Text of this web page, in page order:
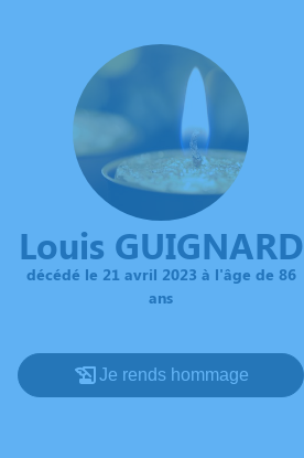
Louis GUIGNARD
décédé le 21 avril 2023 à l'âge de 86
ans
Je rends hommage